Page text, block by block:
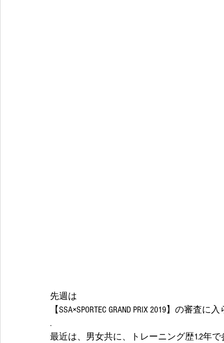
先週は
【SSA×SPORTEC GRAND PRIX 2019】の審査
.
最近は、男女共に、トレーニング歴1.2年